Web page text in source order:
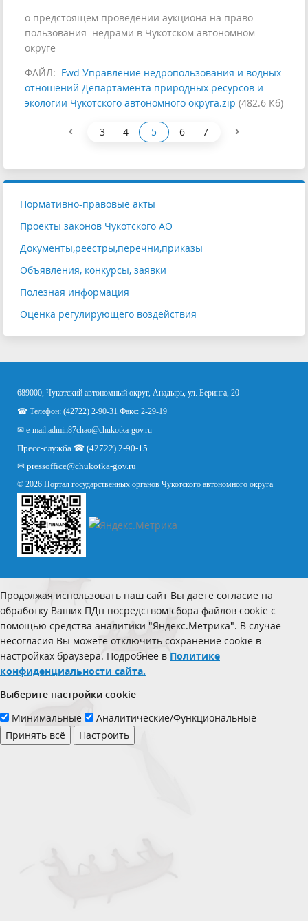
о предстоящем проведении аукциона на право
пользования недрами в Чукотском автономном
округе
ФАЙЛ: Fwd Управление недропользования и водных
отношений Департамента природных ресурсов и
экологии Чукотского автономного округа.zip (482.6 Кб)
‹ 3 4 5 6 7 ›
Нормативно-правовые акты
Проекты законов Чукотского АО
Документы,реестры,перечни,приказы
Объявления, конкурсы, заявки
Полезная информация
Оценка регулирующего воздействия
689000, Чукотский автономный округ, Анадырь, ул. Беринга, 20
☎ Телефон: (42722) 2-90-31 Факс: 2-29-19
✉ e-mail:admin87chao@chukotka-gov.ru
Пресс-служба ☎ (42722) 2-90-15
✉ pressoffice@chukotka-gov.ru
© 2026 Портал государственных органов Чукотского автономного округа
Продолжая использовать наш сайт Вы даете согласие на
обработку Ваших ПДн посредством сбора файлов cookie с
помощью средства аналитики "Яндекс.Метрика". В случае
несогласия Вы можете отключить сохранение cookie в
настройках браузера. Подробнее в Политике
конфиденциальности сайта.
Выберите настройки cookie
Минимальные
Аналитические/Функциональные
Принять всё
Настроить